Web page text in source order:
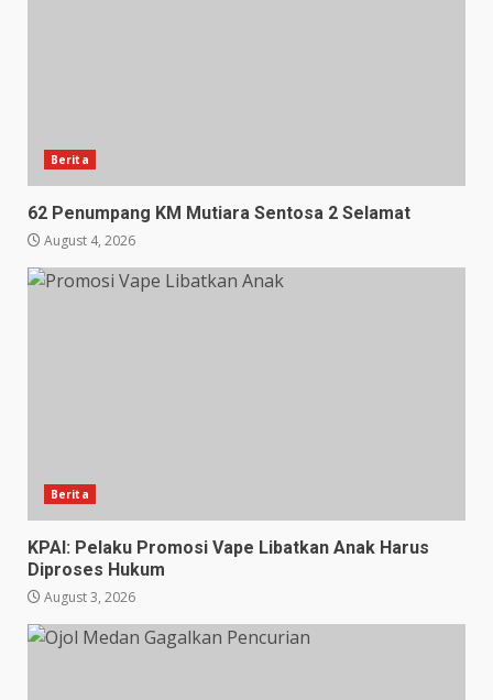
Berita
62 Penumpang KM Mutiara Sentosa 2 Selamat
August 4, 2026
Berita
KPAI: Pelaku Promosi Vape Libatkan Anak Harus
Diproses Hukum
August 3, 2026